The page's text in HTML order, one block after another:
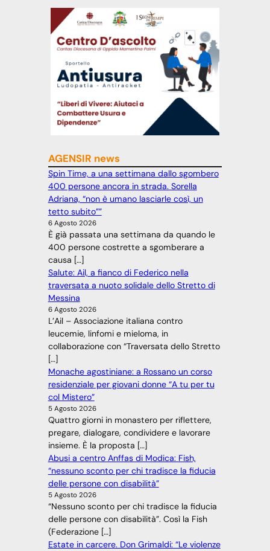
AGENSIR news
Spin Time, a una settimana dallo sgombero
400 persone ancora in strada. Sorella
Adriana, “non è umano lasciarle così, un
tetto subito””
6 Agosto 2026
È già passata una settimana da quando le
400 persone costrette a sgomberare a
causa […]
Salute: Ail, a fianco di Federico nella
traversata a nuoto solidale dello Stretto di
Messina
6 Agosto 2026
L’Ail – Associazione italiana contro
leucemie, linfomi e mieloma, in
collaborazione con “Traversata dello Stretto
[…]
Monache agostiniane: a Rossano un corso
residenziale per giovani donne “A tu per tu
col Mistero”
5 Agosto 2026
Quattro giorni in monastero per riflettere,
pregare, dialogare, condividere e lavorare
insieme. È la proposta […]
Abusi a centro Anffas di Modica: Fish,
“nessuno sconto per chi tradisce la fiducia
delle persone con disabilità”
5 Agosto 2026
“Nessuno sconto per chi tradisce la fiducia
delle persone con disabilità”. Così la Fish
(Federazione […]
Estate in carcere. Don Grimaldi: “Le violenze